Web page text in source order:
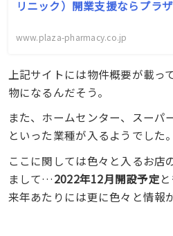
リニック）開業支援ならプラ
www.plaza-pharmacy.co.jp
上記サイトには物件概要が載っ
物になるんだそう。
また、ホームセンター、スーパ
といった業種が入るようでした。
ここに関しては色々と入るお店
まして…2022年12月開設予定
来年あたりには更に色々と情報